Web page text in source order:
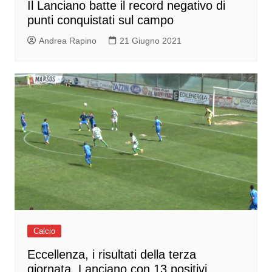
Il Lanciano batte il record negativo di
punti conquistati sul campo
Andrea Rapino 21 Giugno 2021
Calcio
Eccellenza, i risultati della terza
giornata. Lanciano con 13 positivi